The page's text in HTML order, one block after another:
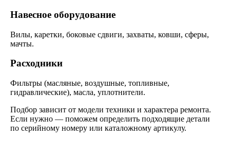
Навесное оборудование
Вилы, каретки, боковые сдвиги, захваты, ковши, сферы,
мачты.
Расходники
Фильтры (масляные, воздушные, топливные,
гидравлические), масла, уплотнители.
Подбор зависит от модели техники и характера ремонта.
Если нужно — поможем определить подходящие детали
по серийному номеру или каталожному артикулу.